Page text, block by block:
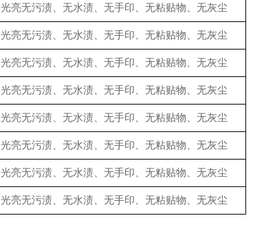
光亮无污渍、无水渍、无手印、无粘贴物、无灰尘
光亮无污渍、无水渍、无手印、无粘贴物、无灰尘
光亮无污渍、无水渍、无手印、无粘贴物、无灰尘
光亮无污渍、无水渍、无手印、无粘贴物、无灰尘
光亮无污渍、无水渍、无手印、无粘贴物、无灰尘
光亮无污渍、无水渍、无手印、无粘贴物、无灰尘
光亮无污渍、无水渍、无手印、无粘贴物、无灰尘
光亮无污渍、无水渍、无手印、无粘贴物、无灰尘